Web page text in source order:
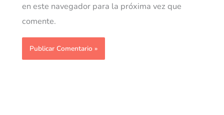
en este navegador para la próxima vez que
comente.